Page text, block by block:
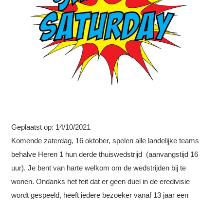
Geplaatst op: 14/10/2021
Komende zaterdag, 16 oktober, spelen alle landelijke teams
behalve Heren 1 hun derde thuiswedstrijd (aanvangstijd 16
uur). Je bent van harte welkom om de wedstrijden bij te
wonen. Ondanks het feit dat er geen duel in de eredivisie
wordt gespeeld, heeft iedere bezoeker vanaf 13 jaar een